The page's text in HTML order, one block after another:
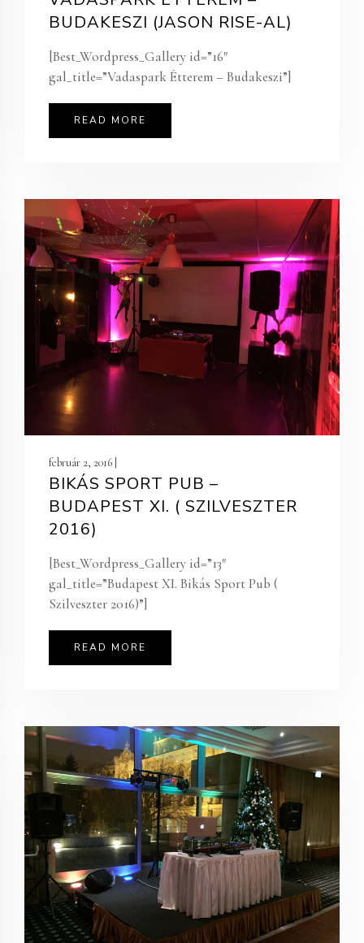
BUDAKESZI (JASON RISE-AL)
[Best_Wordpress_Gallery id=”16″
gal_title=”Vadaspark Étterem – Budakeszi”]
READ MORE
február 2, 2016 |
BIKÁS SPORT PUB –
BUDAPEST XI. ( SZILVESZTER
2016)
[Best_Wordpress_Gallery id=”13″
gal_title=”Budapest XI. Bikás Sport Pub (
Szilveszter 2016)”]
READ MORE